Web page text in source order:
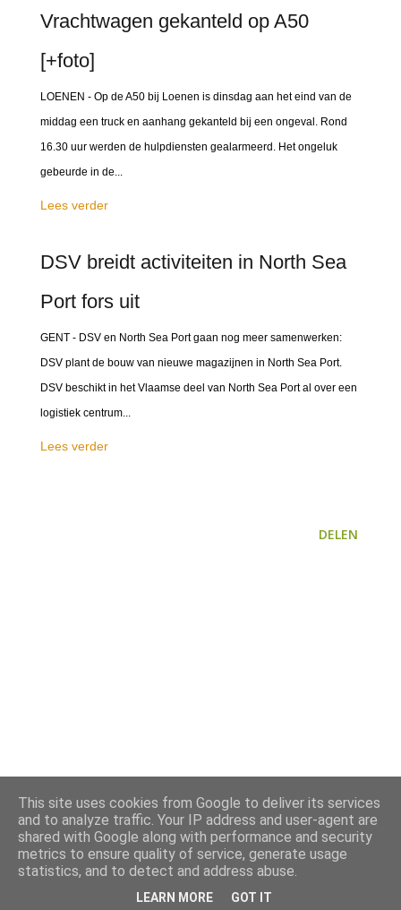
Vrachtwagen gekanteld op A50
[+foto]
LOENEN - Op de A50 bij Loenen is dinsdag aan het eind van de
middag een truck en aanhang gekanteld bij een ongeval. Rond
16.30 uur werden de hulpdiensten gealarmeerd. Het ongeluk
gebeurde in de...
Lees verder
DSV breidt activiteiten in North Sea
Port fors uit
GENT - DSV en North Sea Port gaan nog meer samenwerken:
DSV plant de bouw van nieuwe magazijnen in North Sea Port.
DSV beschikt in het Vlaamse deel van North Sea Port al over een
logistiek centrum...
Lees verder
DELEN
This site uses cookies from Google to deliver its services
and to analyze traffic. Your IP address and user-agent are
shared with Google along with performance and security
metrics to ensure quality of service, generate usage
statistics, and to detect and address abuse.
LEARN MORE GOT IT